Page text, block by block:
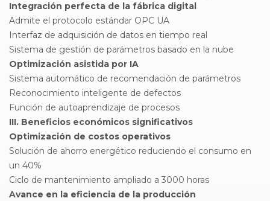
Integración perfecta de la fábrica digital
Admite el protocolo estándar OPC UA
Interfaz de adquisición de datos en tiempo real
Sistema de gestión de parámetros basado en la nube
Optimización asistida por IA
Sistema automático de recomendación de parámetros
Reconocimiento inteligente de defectos
Función de autoaprendizaje de procesos
III. Beneficios económicos significativos
Optimización de costos operativos
Solución de ahorro energético reduciendo el consumo en
un 40%
Ciclo de mantenimiento ampliado a 3000 horas
Avance en la eficiencia de la producción